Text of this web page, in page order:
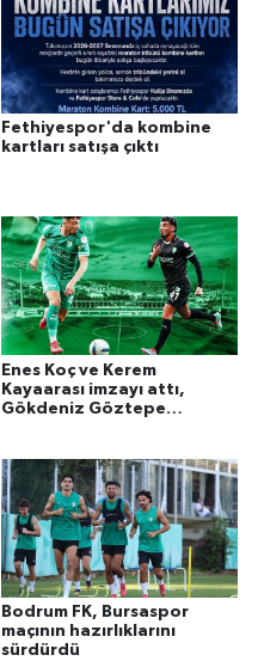
Fethiyespor'da kombine
kartları satışa çıktı
Enes Koç ve Kerem
Kayaarası imzayı attı,
Gökdeniz Göztepe
Bodrum FK, Bursaspor
maçının hazırlıklarını
sürdürdü